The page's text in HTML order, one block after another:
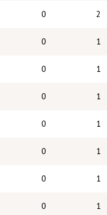
0 2
0 1
0 1
0 1
0 1
0 1
0 1
0 1